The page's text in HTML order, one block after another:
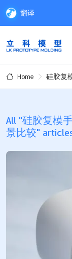
翻译
Home 硅胶复
All "硅胶复模
景比较"